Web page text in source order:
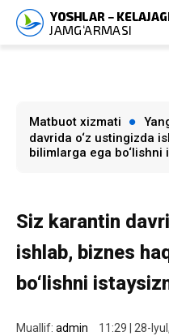
Matbuot xizmati
davrida o‘z ustingizda
bilimlarga ega bo‘lishni
Siz karantin
ishlab, biznes
bo‘lishni
Muallif: admin 11:29 | 28-